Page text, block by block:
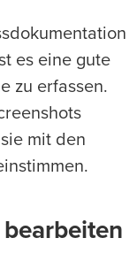
es eine gute
zu erfassen.
mit den